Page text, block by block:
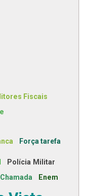
Fiscais
Força tarefa
Polícia Militar
Chamada Enem